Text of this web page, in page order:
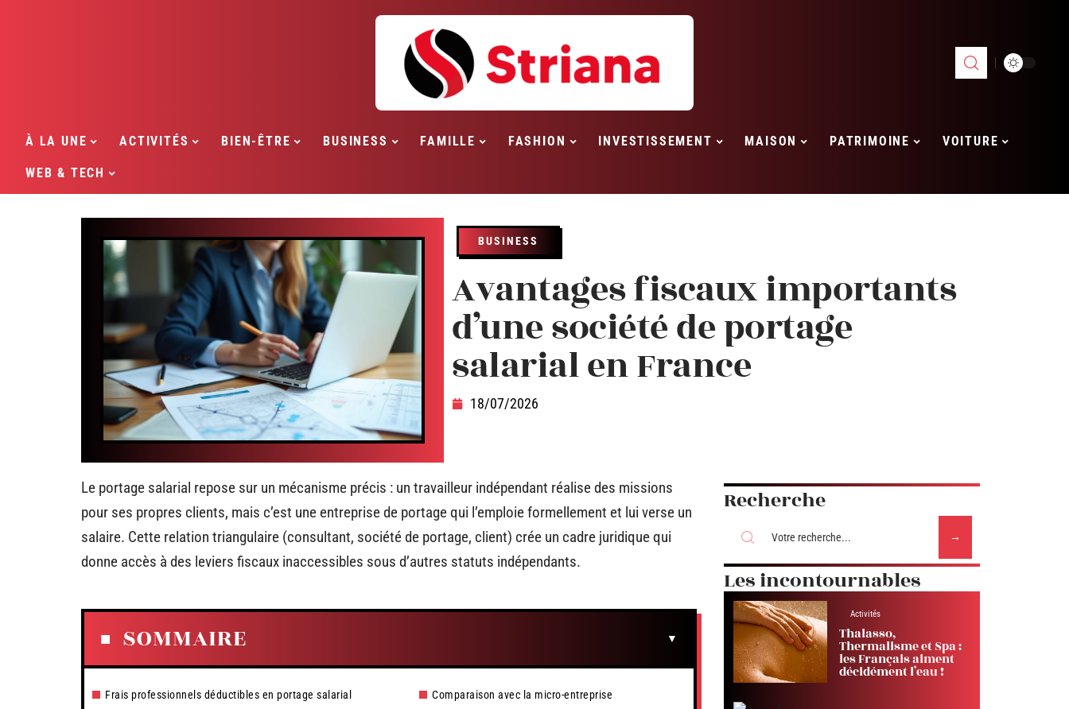
À LA UNE ACTIVITÉS BIEN-ÊTRE BUSINESS FAMILLE FASHION INVESTISSEMENT MAISON PATRIMOINE VOITURE
WEB & TECH
BUSINESS
Avantages fiscaux importants
d’une société de portage
salarial en France
18/07/2026
Le portage salarial repose sur un mécanisme précis : un travailleur indépendant réalise des missions
pour ses propres clients, mais c’est une entreprise de portage qui l’emploie formellement et lui verse un
salaire. Cette relation triangulaire (consultant, société de portage, client) crée un cadre juridique qui
donne accès à des leviers fiscaux inaccessibles sous d’autres statuts indépendants.
SOMMAIRE
Frais professionnels déductibles en portage salarial Comparaison avec la micro-entreprise
Recherche
Les incontournables
Activités
Thalasso,
Thermalisme et Spa :
les Français aiment
décidément l’eau !